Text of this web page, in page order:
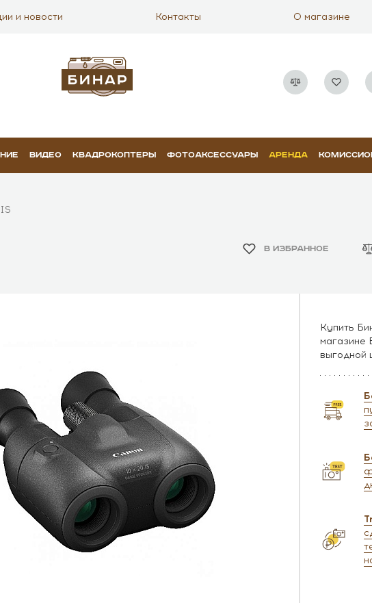
и новости Контакты О магазине
ВИДЕО КВАДРОКОПТЕРЫ ФОТОАКСЕССУАРЫ АРЕНДА
В ИЗБРАННОЕ
Купить
магазине
выгодной